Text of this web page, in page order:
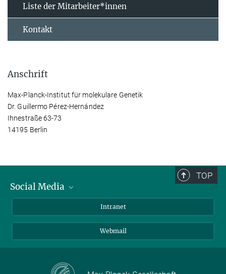
Liste der Mitarbeiter*innen
Kontakt
Anschrift
Max-Planck-Institut für molekulare Genetik
Dr. Guillermo Pérez-Hernández
Ihnestraße 63-73
14195 Berlin
TOP
Social Media
Intranet
Webmail